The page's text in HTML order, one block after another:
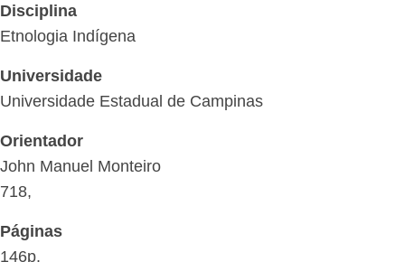
Disciplina
Etnologia Indígena
Universidade
Universidade Estadual de Campinas
Orientador
John Manuel Monteiro
718,
Páginas
146p.